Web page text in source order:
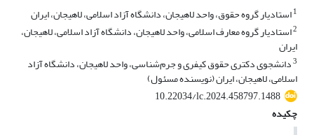
1استادیار گروه حقوق، واحد لاهیجان، دانشگاه آزاد اسلامی، لاهیجان، ایران
2استادیار گروه معارف اسلامی، واحد لاهیجان، دانشگاه آزاد اسلامی، لاهیجان،
ایران
3دانشجوی دکتری حقوق کیفری و جرم‌شناسی، واحد لاهیجان، دانشگاه آزاد
اسلامی، لاهیجان، ایران (نویسنده مسئول)
10.22034/lc.2024.458797.1488
چکیده